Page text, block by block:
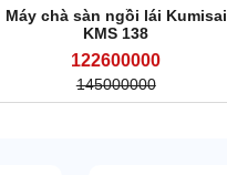
Máy chà sàn ngồi lái Kumisai
KMS 138
122600000
145000000